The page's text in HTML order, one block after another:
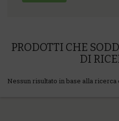
PRODOTTI CHE
DI
Nessun risultato in base alla ricerca